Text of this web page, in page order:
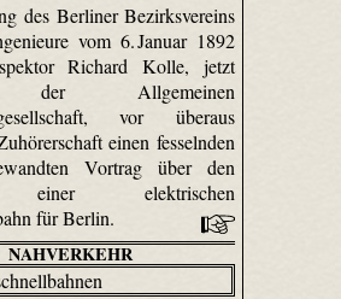
des Berliner Bezirksvereins
vom 6. Januar 1892
Richard Kolle, jetzt
der Allgemeinen
vor überaus
einen fesselnden
Vortrag über den
einer elektrischen
für Berlin.
NAHVERKEHR